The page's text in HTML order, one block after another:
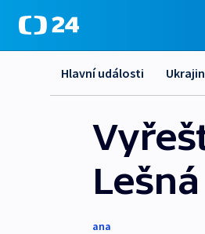
Hlavní události
Lešná
ana